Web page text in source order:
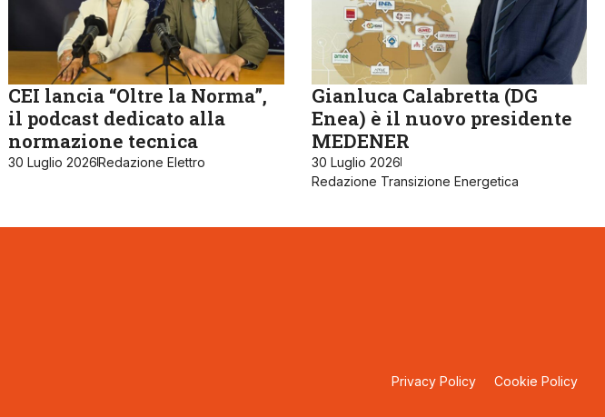
CEI lancia “Oltre la Norma”,
il podcast dedicato alla
normazione tecnica
30 Luglio 2026Redazione Elettro
Gianluca Calabretta (DG
Enea) è il nuovo presidente
MEDENER
30 Luglio 2026
Redazione Transizione Energetica
Privacy Policy Cookie Policy